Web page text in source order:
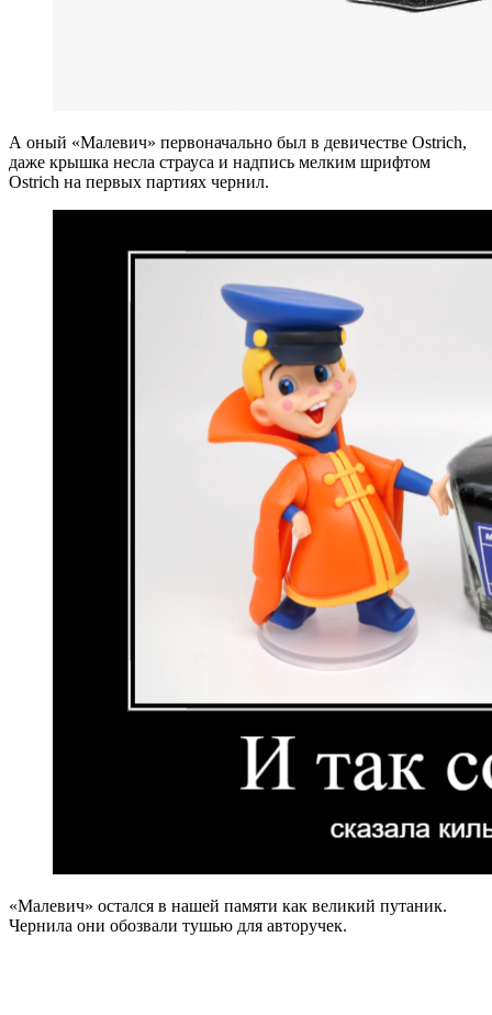
А оный «Малевич» первоначально был в девичестве Ostrich,
даже крышка несла страуса и надпись мелким шрифтом
Ostrich на первых партиях чернил.
«Малевич» остался в нашей памяти как великий путаник.
Чернила они обозвали тушью для авторучек.